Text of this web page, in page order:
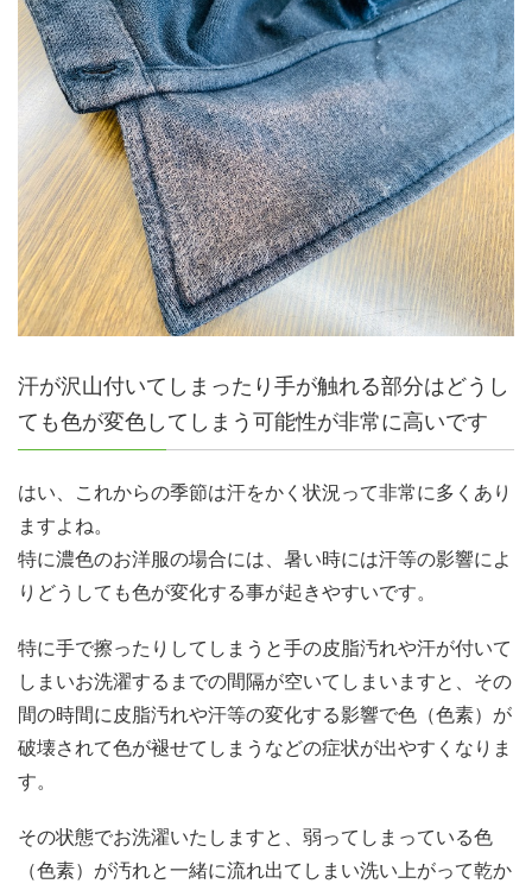
汗が沢山付いてしまったり手が触れる部分はどうし
ても色が変色してしまう可能性が非常に高いです
はい、これからの季節は汗をかく状況って非常に多くあり
ますよね。
特に濃色のお洋服の場合には、暑い時には汗等の影響によ
りどうしても色が変化する事が起きやすいです。
特に手で擦ったりしてしまうと手の皮脂汚れや汗が付いて
しまいお洗濯するまでの間隔が空いてしまいますと、その
間の時間に皮脂汚れや汗等の変化する影響で色（色素）が
破壊されて色が褪せてしまうなどの症状が出やすくなりま
す。
その状態でお洗濯いたしますと、弱ってしまっている色
（色素）が汚れと一緒に流れ出てしまい洗い上がって乾か